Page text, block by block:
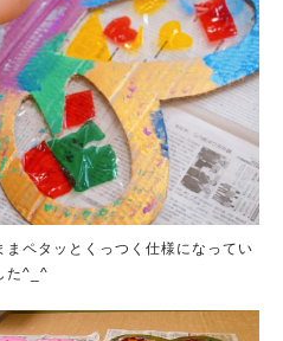
ペタッとくっつく仕様になってい
た^_^